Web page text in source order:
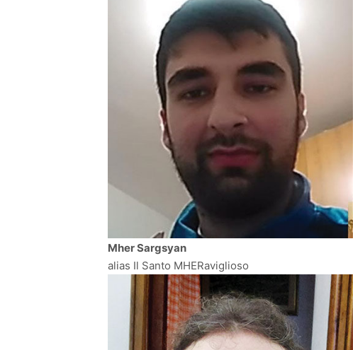
Mher Sargsyan
alias Il Santo MHERaviglioso